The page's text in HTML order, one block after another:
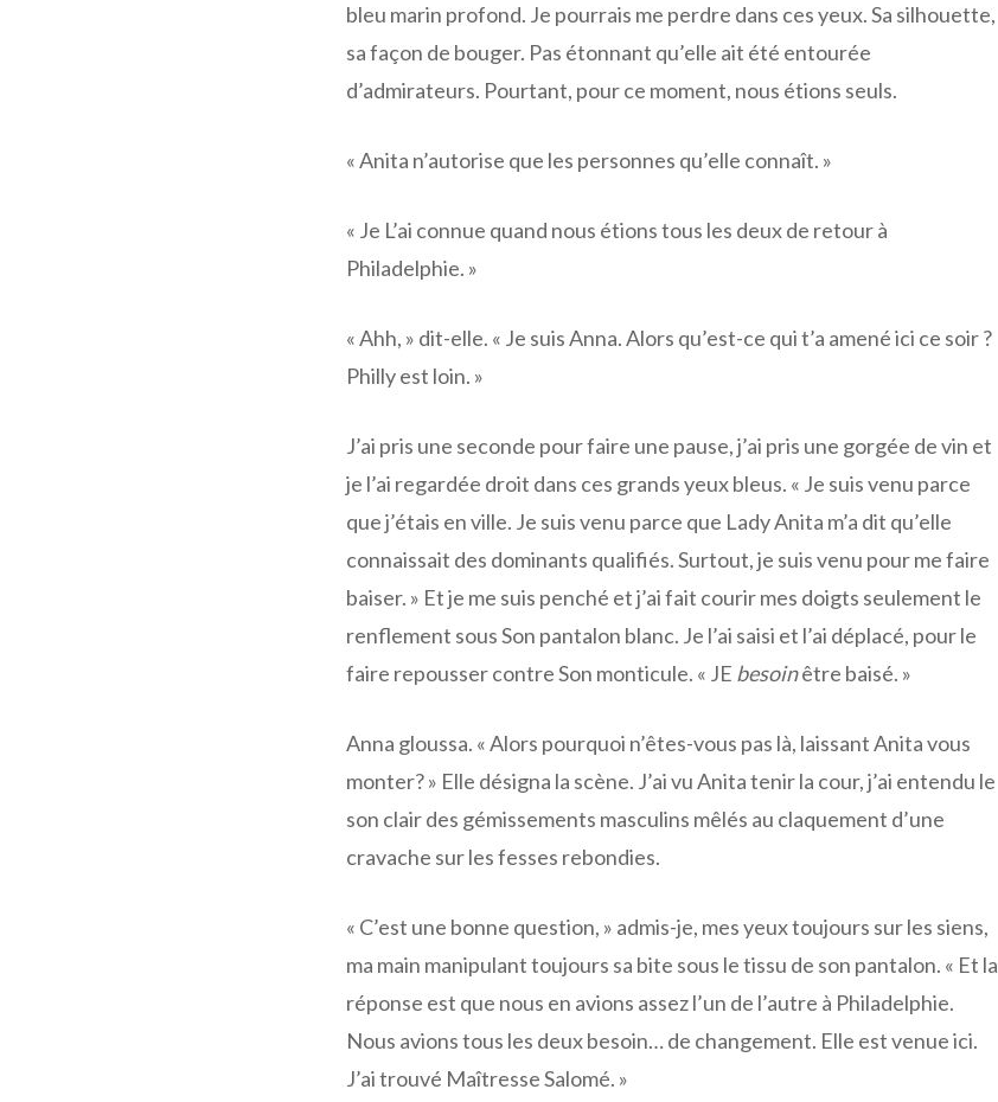
bleu marin profond. Je pourrais me perdre dans ces yeux. Sa silhouette,
sa façon de bouger. Pas étonnant qu’elle ait été entourée
d’admirateurs. Pourtant, pour ce moment, nous étions seuls.
« Anita n’autorise que les personnes qu’elle connaît. »
« Je L’ai connue quand nous étions tous les deux de retour à
Philadelphie. »
« Ahh, » dit-elle. « Je suis Anna. Alors qu’est-ce qui t’a amené ici ce soir ?
Philly est loin. »
J’ai pris une seconde pour faire une pause, j’ai pris une gorgée de vin et
je l’ai regardée droit dans ces grands yeux bleus. « Je suis venu parce
que j’étais en ville. Je suis venu parce que Lady Anita m’a dit qu’elle
connaissait des dominants qualifiés. Surtout, je suis venu pour me faire
baiser. » Et je me suis penché et j’ai fait courir mes doigts seulement le
renflement sous Son pantalon blanc. Je l’ai saisi et l’ai déplacé, pour le
faire repousser contre Son monticule. « JE besoinêtre baisé. »
Anna gloussa. « Alors pourquoi n’êtes-vous pas là, laissant Anita vous
monter? » Elle désigna la scène. J’ai vu Anita tenir la cour, j’ai entendu le
son clair des gémissements masculins mêlés au claquement d’une
cravache sur les fesses rebondies.
« C’est une bonne question, » admis-je, mes yeux toujours sur les siens,
ma main manipulant toujours sa bite sous le tissu de son pantalon. « Et la
réponse est que nous en avions assez l’un de l’autre à Philadelphie.
Nous avions tous les deux besoin… de changement. Elle est venue ici.
J’ai trouvé Maîtresse Salomé. »